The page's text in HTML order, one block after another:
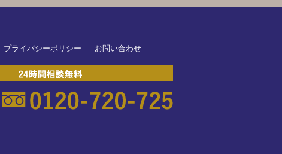
プライバシーポリシー ｜ お問い合わせ｜